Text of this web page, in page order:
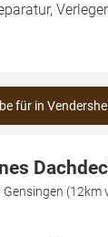
für in
(12km